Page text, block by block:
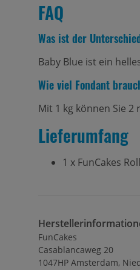
FAQ
Was ist der
Baby Blue ist ein
Wie viel Fondant
Mit 1 kg können Sie
Lieferumfang
1 x FunCakes
FunCakes
Casablancaweg 20
1047HP Amsterdam,